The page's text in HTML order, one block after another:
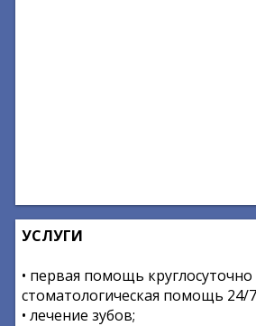
УСЛУГИ
• первая помощь круглосуточно
стоматологическая помощь 24/
• лечение зубов;